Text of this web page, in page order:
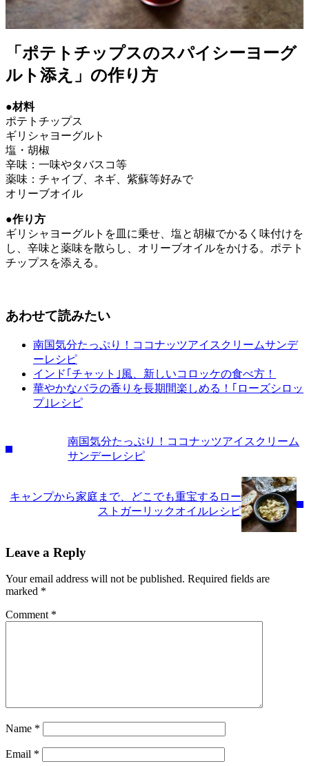
「ポテトチップスのスパイシーヨーグ
ルト添え」の作り方
●材料
ポテトチップス
ギリシャヨーグルト
塩・胡椒
辛味：一味やタバスコ等
薬味：チャイブ、ネギ、紫蘇等好みで
オリーブオイル
●作り方
ギリシャヨーグルトを皿に乗せ、塩と胡椒でかるく味付けを
し、辛味と薬味を散らし、オリーブオイルをかける。ポテト
チップスを添える。
あわせて読みたい
南国気分たっぷり！ココナッツアイスクリームサンデ
ーレシピ
インド｢チャット｣風、新しいコロッケの食べ方！
華やかなバラの香りを長期間楽しめる！｢ローズシロッ
プ｣レシピ
南国気分たっぷり！ココナッツアイスクリーム
サンデーレシピ
キャンプから家庭まで、どこでも重宝するロー
ストガーリックオイルレシピ
Leave a Reply
Your email address will not be published. Required fields are
marked *
Comment *
Name *
Email *